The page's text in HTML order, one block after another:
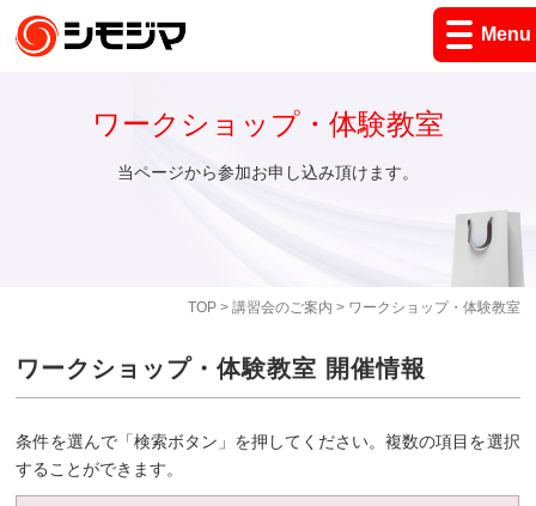
Menu
TOP> 講習会のご案内 > ワークショップ・体験教室
ワークショップ・体験教室
当ページから参加お申し込み頂けます。
ワークショップ・体験教室 開催情報
条件を選んで「検索ボタン」を押してください。複数の項目を選択
することができます。